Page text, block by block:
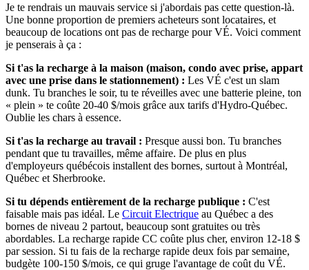
Je te rendrais un mauvais service si j'abordais pas cette question-là.
Une bonne proportion de premiers acheteurs sont locataires, et
beaucoup de locations ont pas de recharge pour VÉ. Voici comment
je penserais à ça :
Si t'as la recharge à la maison (maison, condo avec prise, appart
avec une prise dans le stationnement) : Les VÉ c'est un slam
dunk. Tu branches le soir, tu te réveilles avec une batterie pleine, ton
« plein » te coûte 20-40 $/mois grâce aux tarifs d'Hydro-Québec.
Oublie les chars à essence.
Si t'as la recharge au travail : Presque aussi bon. Tu branches
pendant que tu travailles, même affaire. De plus en plus
d'employeurs québécois installent des bornes, surtout à Montréal,
Québec et Sherbrooke.
Si tu dépends entièrement de la recharge publique : C'est
faisable mais pas idéal. Le Circuit Electrique au Québec a des
bornes de niveau 2 partout, beaucoup sont gratuites ou très
abordables. La recharge rapide CC coûte plus cher, environ 12-18 $
par session. Si tu fais de la recharge rapide deux fois par semaine,
budgète 100-150 $/mois, ce qui gruge l'avantage de coût du VÉ.